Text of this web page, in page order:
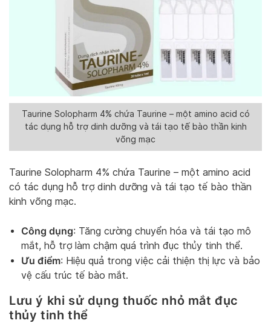
Taurine Solopharm 4% chứa Taurine – một amino acid có
tác dụng hỗ trợ dinh dưỡng và tái tạo tế bào thần kinh
võng mạc
Taurine Solopharm 4% chứa Taurine – một amino acid
có tác dụng hỗ trợ dinh dưỡng và tái tạo tế bào thần
kinh võng mạc.
Công dụng: Tăng cường chuyển hóa và tái tạo mô
mắt, hỗ trợ làm chậm quá trình đục thủy tinh thể.
Ưu điểm: Hiệu quả trong việc cải thiện thị lực và bảo
vệ cấu trúc tế bào mắt.
Lưu ý khi sử dụng thuốc nhỏ mắt đục
thủy tinh thể